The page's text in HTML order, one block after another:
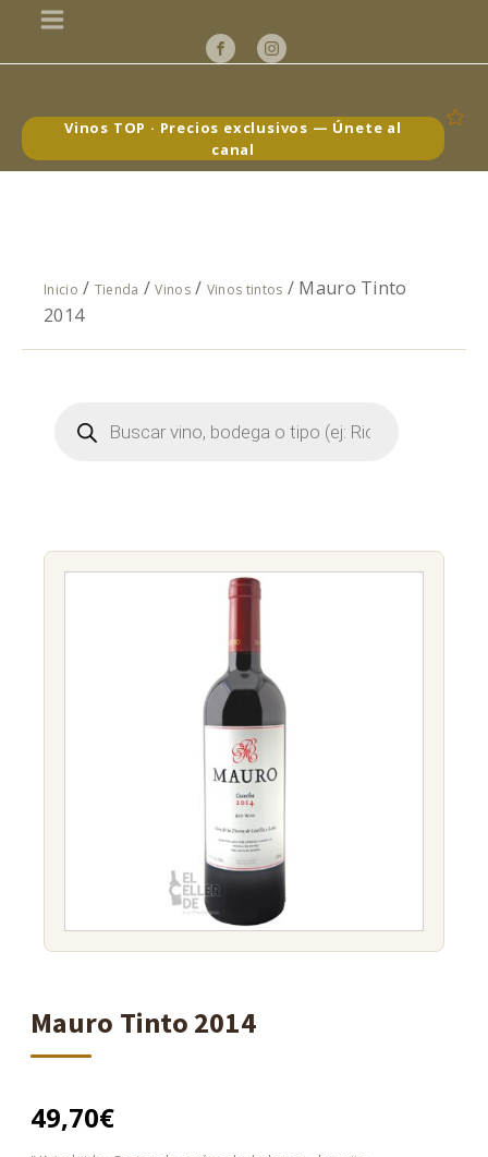
Vinos TOP · Precios exclusivos — Únete al
canal
Inicio / Tienda /Vinos/ Vinos tintos / Mauro Tinto
2014
Búsqueda
Mauro Tinto 2014
49,70€